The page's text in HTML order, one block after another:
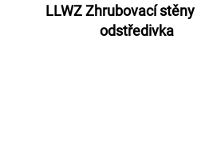
LLWZ Zhrubovací
odstředivka